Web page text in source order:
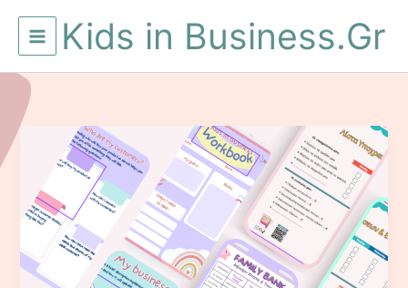
περιεχόμενοKids in Business.Gr